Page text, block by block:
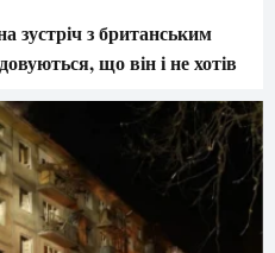
зустріч з британським
що він і не хотів